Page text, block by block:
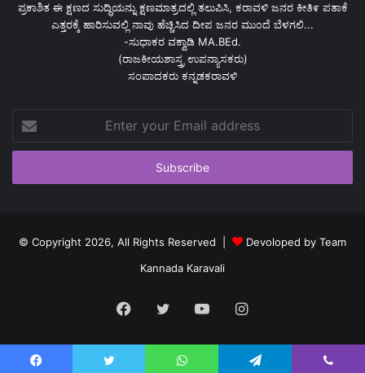
ಪ್ರಕಾಶಿತ ಈ ಕ್ಷಣದ ಸುದ್ಧಿಯನ್ನು ಕ್ಷಣಮಾತ್ರದಲ್ಲಿ ತಲುಪಿಸಿ, ಕರಾವಳಿ ಜನರ ಕೀತಿ೯ ಪತಾಕೆ
ಎತ್ತರಕ್ಕೆ ಹಾರಿಸುವಲ್ಲಿ ನಾವು ಹೆಚ್ಚಿಸಿದ ದೀಪ ಜನರ ಮುಂದೆ ಬೆಳಗಲಿ...
-ಸುಧಾಕರ ವಕ್ವಾಡಿ MA.BEd.
(ರಾಜಕೀಯಶಾಸ್ತ್ರ ಉಪನ್ಯಾಸಕರು)
ಸಂಪಾದಕರು ಕನ್ನಡಕರಾವಳಿ
your
Email
© Copyright 2026, All Rights Reserved |
Devoloped by Team
Kannada Karavali
Facebook
TwitterYouTubeInstagram